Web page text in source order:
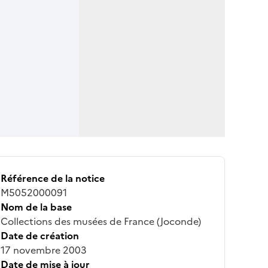
Référence de la notice
M5052000091
Nom de la base
Collections des musées de France (Joconde)
Date de création
17 novembre 2003
Date de mise à jour